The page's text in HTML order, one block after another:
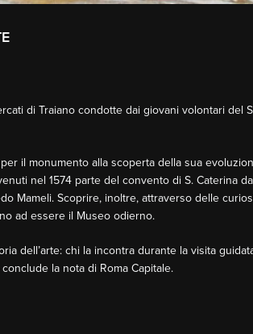
di Traiano condotte dai giovani volontari del
il monumento alla scoperta della sua
nel 1574 parte del convento di S. Caterina
Mameli. Scoprire, inoltre, attraverso delle
ad essere il Museo odierno.
dell’arte: chi la incontra durante la visita
la nota di Roma Capitale.